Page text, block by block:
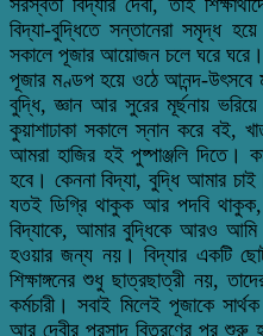
বিদ্যা-বুদ্ধিতে সন্তানেরা সমৃদ্ধ
সকালে পূজার আয়োজন চলে ঘরে
পূজার মণ্ডপ হয়ে ওঠে আনন্দ-উৎসবে
বুদ্ধি, জ্ঞান আর সুরের মূর্ছনায়
কুয়াশাঢাকা সকালে স্নান করে বই,
আমরা হাজির হই পুষ্পাঞ্জলি দিতে।
হবে। কেননা বিদ্যা, বুদ্ধি আমার
যতই ডিগ্রি থাকুক আর পদবি
বিদ্যাকে, আমার বুদ্ধিকে আরও আমি
হওয়ার জন্য নয়। বিদ্যার একটি
শিক্ষাঙ্গনের শুধু ছাত্রছাত্রী নয়,
কর্মচারী। সবাই মিলেই পূজাকে
আর দেবীর প্রসাদ বিতরণের পর শুরু